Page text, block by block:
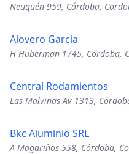
Neuquén 959, Córdoba,
Alovero Garcia
H Huberman 1745, Córdoba,
Central Rodamientos
Las Malvinas Av 1313,
Bkc Aluminio SRL
A Magariños 558, Córdoba,